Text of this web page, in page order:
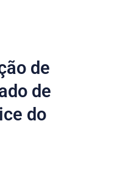
de
de
do